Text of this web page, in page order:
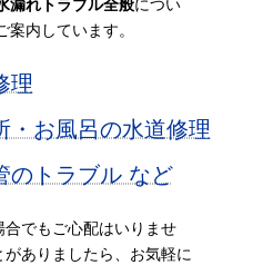
漏れトラブル全般につい
内しています。
理
・お風呂の水道修理
のトラブル など
でもご心配はいりませ
ありましたら、お気軽に